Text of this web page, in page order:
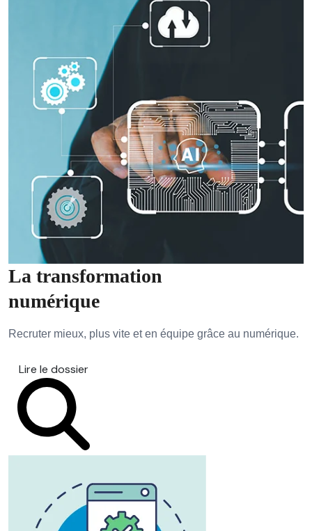
La transformation
numérique
Recruter mieux, plus vite et en équipe grâce au numérique.
Lire le dossier